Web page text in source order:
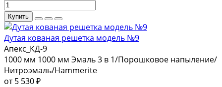
Купить
Дутая кованая решетка модель №9
Апекс_КД-9
1000 мм 1000 мм Эмаль 3 в 1/Порошковое напыление/
Нитроэмаль/Hammerite
от 5 530 ₽